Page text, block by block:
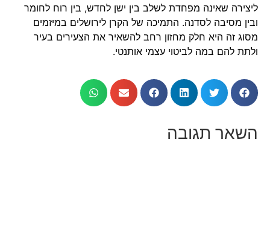
ליצירה שאינה מפחדת לשלב בין ישן לחדש, בין רוח לחומר
ובין מסיבה לסדנה. התמיכה של הקרן לירושלים במיזמים
מסוג זה היא חלק מחזון רחב להשאיר את הצעירים בעיר
ולתת להם במה לביטוי עצמי אותנטי.
השאר תגובה